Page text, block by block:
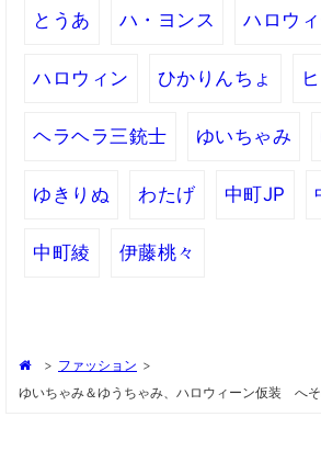
とうあ ハ・ヨンス ハロウ
ハロウィン ひかりんちょ
ヘラヘラ三銃士 ゆいちゃみ
ゆきりぬ わたげ 中町JP
中町綾 伊藤桃々
> ファッション >
ゆいちゃみ＆ゆうちゃみ、ハロウィーン仮装 へ